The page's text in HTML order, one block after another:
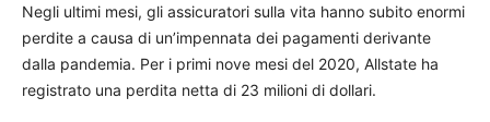
Negli ultimi mesi, gli assicuratori sulla vita hanno subito enormi
perdite a causa di un’impennata dei pagamenti derivante
dalla pandemia. Per i primi nove mesi del 2020, Allstate ha
registrato una perdita netta di 23 milioni di dollari.